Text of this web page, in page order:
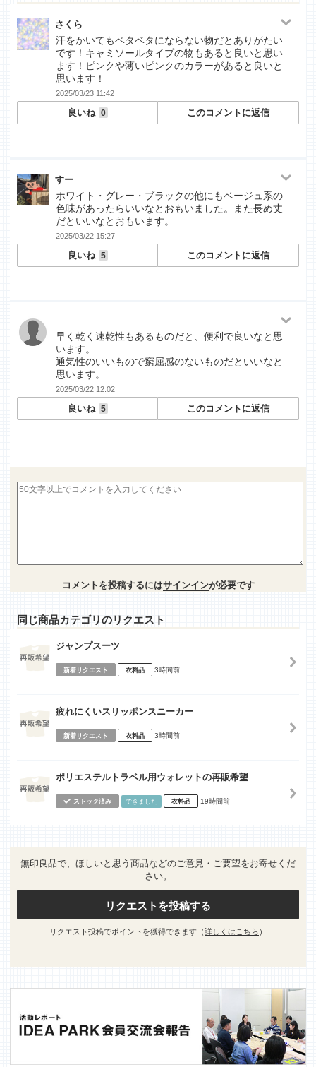
さくら
汗をかいてもベタベタにならない物だとありがたい
です！キャミソールタイプの物もあると良いと思い
ます！ピンクや薄いピンクのカラーがあると良いと
思います！
2025/03/23 11:42
良いね 0 このコメントに返信
すー
ホワイト・グレー・ブラックの他にもベージュ系の
色味があったらいいなとおもいました。また長め丈
だといいなとおもいます。
2025/03/22 15:27
良いね 5 このコメントに返信
早く乾く速乾性もあるものだと、便利で良いなと思
います。
通気性のいいもので窮屈感のないものだといいなと
思います。
2025/03/22 12:02
良いね 5 このコメントに返信
コメントを投稿するにはサインインが必要です
同じ商品カテゴリのリクエスト
ジャンプスーツ
新着リクエスト 衣料品 3時間前
疲れにくいスリッポンスニーカー
新着リクエスト 衣料品 3時間前
ポリエステルトラベル用ウォレットの再販希望
ストック済み できました 衣料品 19時間前
無印良品で、ほしいと思う商品などのご意見・ご要望をお寄せくだ
さい。
リクエストを投稿する
リクエスト投稿でポイントを獲得できます（詳しくはこちら ）